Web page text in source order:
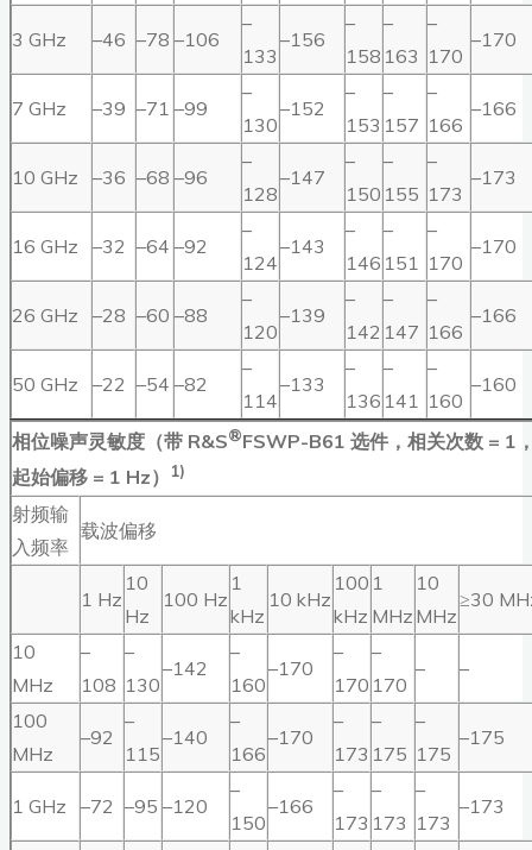
3 GHz –46 –78 –106
–
133
–156
–
158
–
163
–
170
–170
7 GHz –39 –71 –99
–
130
–152
–
153
–
157
–
166
–166
10 GHz –36 –68 –96
–
128
–147
–
150
–
155
–
173
–173
16 GHz –32 –64 –92
–
124
–143
–
146
–
151
–
170
–170
26 GHz –28 –60 –88
–
120
–139
–
142
–
147
–
166
–166
50 GHz –22 –54 –82
–
114
–133
–
136
–
141
–
160
–160
相位噪声灵敏度（带 R&S®FSWP-B61 选件，相关次数 = 1
起始偏移 = 1 Hz）
1)
射频输
入频率
载波偏移
1 Hz
10
Hz
100 Hz
1
kHz
10 kHz
100
kHz
1
MHz
10
MHz
≥30
10
MHz
–
108
–
130
–142
–
160
–170
–
170
–
170
– –
100
MHz
–92
–
115
–140
–
166
–170
–
173
–
175
–
175
–175
1 GHz –72 –95 –120
–
150
–166
–
173
–
173
–
173
–173